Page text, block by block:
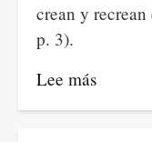
crean y
p. 3).
Lee más